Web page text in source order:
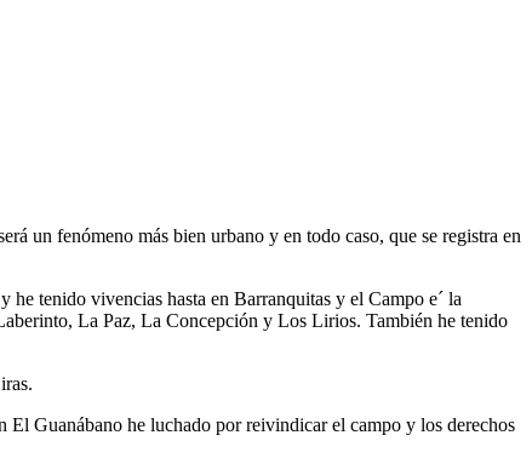
un fenómeno más bien urbano y en todo caso, que se registra en
tenido vivencias hasta en Barranquitas y el Campo e´ la
La Paz, La Concepción y Los Lirios. También he tenido
El Guanábano he luchado por reivindicar el campo y los derechos